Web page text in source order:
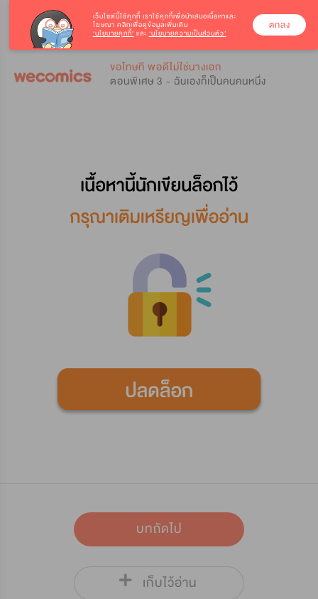
ขอโทษที พอดีไม่ใช่นางเอก
ตอนพิเศษ 3 - ฉันเองก็เป็นคนคนหนึ่ง
บทถัดไป
เก็บไว้อ่าน
เว็บไซต์นี้ใช้คุกกี้ เราใช้คุกกี้เพื่อนำเสนอเนื้อหาและ
โฆษณา คลิกเพื่อดูข้อมูลเพิ่มเติม
‘นโยบายคุกกี้’ และ ‘นโยบายความเป็นส่วนตัว’
ตกลง